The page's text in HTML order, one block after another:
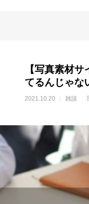
【写真素材
てるんじゃな
2021.10.20 雑談